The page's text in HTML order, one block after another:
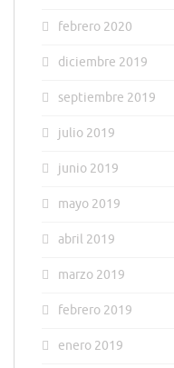
febrero 2020
diciembre 2019
septiembre 2019
julio 2019
junio 2019
mayo 2019
abril 2019
marzo 2019
febrero 2019
enero 2019